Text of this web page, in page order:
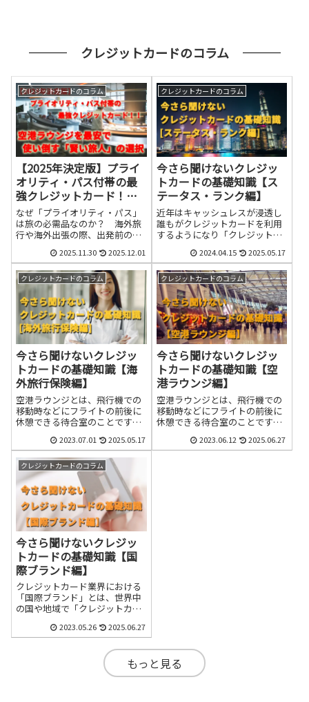
サポート機能と、JALマイルを
が、あなたの毎日をより豊か
に、...
クレジットカードのコラム
クレジットカードのコラム
【2025年決定版】プライ
オリティ・パス付帯の最
強クレジットカード！！
空港ラウンジを最安で使
い倒す「賢い旅人」の選
択
なぜ「プライオリティ・パス」
は旅の必需品なのか？ 海外旅
行や海外出張の際、出発前の空
ごされていますか？混雑した搭
乗ゲート前のベンチで、スマー
トフォンの充電場所を探し回
り、高いサンドイッチやペット
ボトル飲料を買って時間を潰
す……。そんな「消耗する移
動」は、もう過去のものにしま
しょう。 世界中の空港でVIP待
遇を受けられる魔法のカード、
それが「プライオリティ・パ
ス」です。通...
2025.11.30 2025.12.01
クレジットカードのコラム
今さら聞けないクレジッ
トカードの基礎知識【ス
テータス・ランク編】
近年はキャッシュレスが浸透し
誰もがクレジットカードを利用
するようになり「クレジットカ
くは「クレジットカードのステ
ータスは無くなった」と言われ
るようになっていますが、そん
なことはありません。クレジッ
トカードの世界にはステータス
によるランキングが存在しま
す。
2024.04.15 2025.05.17
クレジットカードのコラム
今さら聞けないクレジッ
トカードの基礎知識【海
外旅行保険編】
空港ラウンジとは、飛行機での
移動時などにフライトの前後に
休憩できる待合室のことです。
て、充実したサービスを利用で
きます。空港ラウンジで利用で
きるサービスは、各ラウンジで
内容が異なり、アルコール類を
含むドリンクや食事の提供、充
電器やパソコンの貸し出しやシ
ャワールームの使用などさまざ
まです。
2023.07.01 2025.05.17
クレジットカードのコラム
今さら聞けないクレジッ
トカードの基礎知識【空
港ラウンジ編】
空港ラウンジとは、飛行機での
移動時などにフライトの前後に
休憩できる待合室のことです。
て、充実したサービスを利用で
きます。空港ラウンジで利用で
2023.06.12 2025.06.27
クレジットカードのコラム
今さら聞けないクレジッ
トカードの基礎知識【国
際ブランド編】
クレジットカード業界における
「国際ブランド」とは、世界中
の国や地域で「クレジットカー
クやシステムを提供している会
社のブランド名のことです。国
際ブランドを提供している会社
ごとにそれぞれ独自の決済シス
テムネットワークを保有してお
2023.05.26 2025.06.27
もっと見る